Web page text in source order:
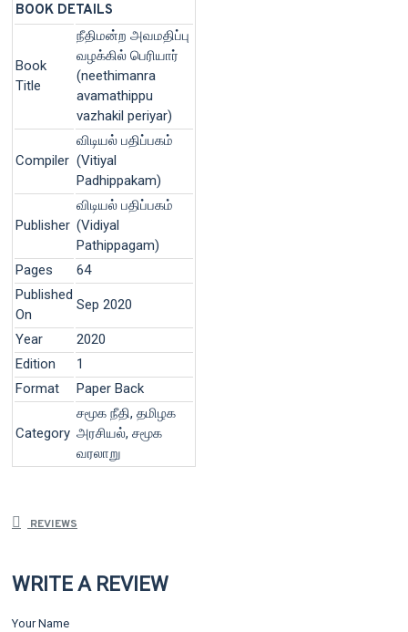
BOOK DETAILS
Book
Title
நீதிமன்ற அவமதிப்பு
வழக்கில் பெரியார்
(neethimanra
avamathippu
vazhakil periyar)
Compiler
விடியல் பதிப்பகம்
(Vitiyal
Padhippakam)
Publisher
விடியல் பதிப்பகம்
(Vidiyal
Pathippagam)
Pages
64
Published
On
Sep 2020
Year
2020
Edition
1
Format
Paper Back
Category
சமூக நீதி, தமிழக
அரசியல், சமூக
வரலாறு
REVIEWS
WRITE A REVIEW
Your Name